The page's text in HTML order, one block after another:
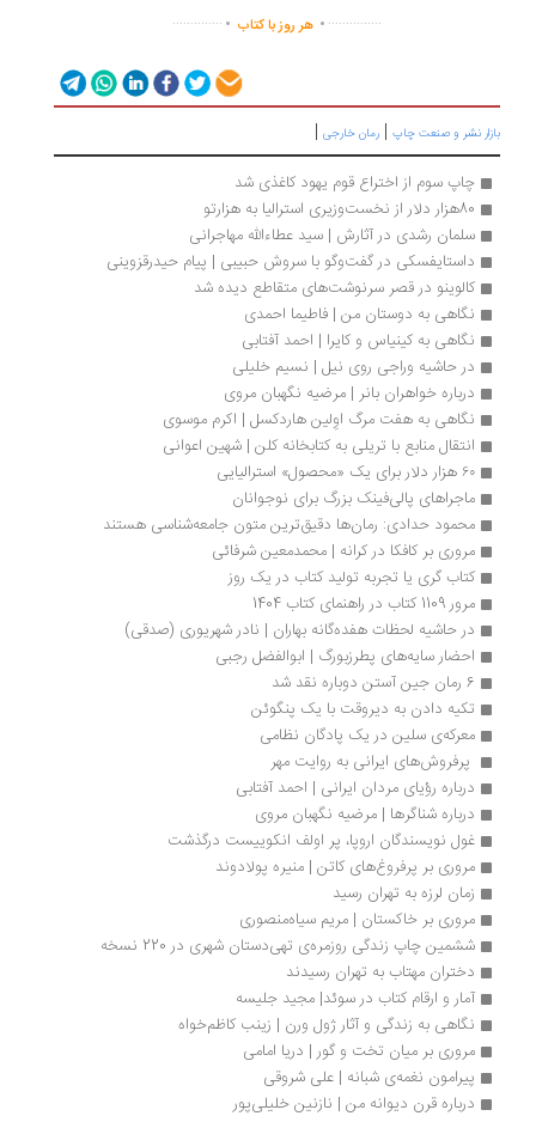
............... هر روز با کتاب ..............
نشر و صنعت چاپ|رمان خارجی|
چاپ سوم از اختراع قوم یهود کاغذی شد
سلمان رشدی در آثارش | سید عطاءالله مهاجرانی
داستایفسکی در گفت‌وگو با سروش حبیبی | پیام حیدرقزوینی
کالوینو در قصر سرنوشت‌های متقاطع دیده شد
نگاهی به دوستان من | فاطیما احمدی
نگاهی به کینیاس و کایرا | احمد آفتابی
در حاشیه وراجی روی نیل | نسیم خلیلی
درباره خواهران بانر | مرضیه نگهبان مروی
نگاهی به هفت مرگ اوِلین هاردکسل | اکرم موسوی
انتقال منابع با تریلی به کتابخانه کلن | شهین اعوانی
ماجراهای پالی‌فینک بزرگ برای نوجوانان
محمود حدادی: رمان‌ها دقیق‌ترین متون جامعه‌شناسی هستند
مروری بر کافکا در کرانه | محمدمعین شرفائی
کتاب گری یا تجربه تولید کتاب در یک روز
مرور 1109 کتاب در راهنمای کتاب 1404
در حاشیه لحظات هفده‌گانه بهاران | نادر شهریوری (صدقی)
احضار سایه‌های پطرزبورگ | ابوالفضل رجبی
تکیه دادن به دیروقت با یک پنگوئن
معرکه‌ی سلین در یک پادگان نظامی
پرفروش‌های ایرانی به روایت مهر
درباره رؤیای مردان ایرانی | احمد آفتابی
درباره شناگرها | مرضیه نگهبان مروی
غول نویسندگان اروپا، پر اولف انکوییست درگذشت
مروری بر پرفروغ‌های کاتن | منیره پولادوند
زمان لرزه به تهران رسید
مروری بر خاکستان | مریم سیاه‌منصوری
ششمین چاپ زندگی روزمره‌ی تهی‌دستان شهری در 220 نسخه
دختران مهتاب به تهران رسیدند
آمار و ارقام کتاب در سوئد| مجید جلیسه
نگاهی به زندگی و آثار ژول ورن | زینب کاظم‌خواه
مروری بر میان تخت و گور | دریا امامی
پیرامون نغمه‌ی شبانه | علی شروقی
درباره قرن دیوانه من | نازنین خلیلی‌پور